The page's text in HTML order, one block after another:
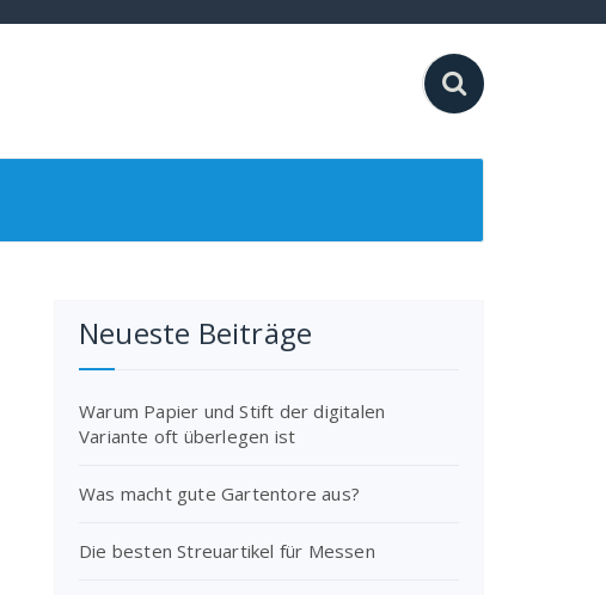
Neueste Beiträge
Warum Papier und Stift der digitalen
Variante oft überlegen ist
Was macht gute Gartentore aus?
Die besten Streuartikel für Messen